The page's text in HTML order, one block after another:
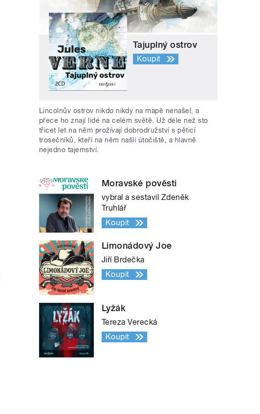
Tajuplný ostrov
Koupit
Lincolnův ostrov nikdo nikdy na mapě nenašel, a
přece ho znají lidé na celém světě. Už déle než sto
třicet let na něm prožívají dobrodružství s pěticí
trosečníků, kteří na něm našli útočiště, a hlavně
nejedno tajemství.
Moravské pověsti
vybral a sestavil Zdeněk
Truhlář
Koupit
Limonádový Joe
Jiří Brdečka
Koupit
Lyžák
Tereza Verecká
Koupit